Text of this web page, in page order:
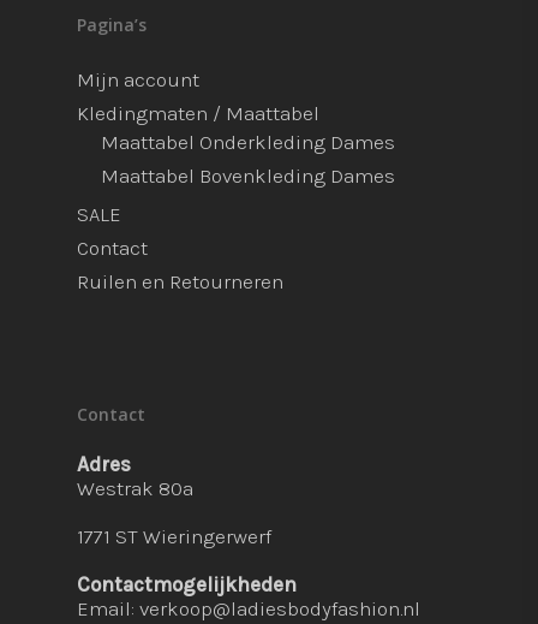
Pagina’s
Mijn account
Kledingmaten / Maattabel
Maattabel Onderkleding Dames
Maattabel Bovenkleding Dames
SALE
Contact
Ruilen en Retourneren
Contact
Adres
Westrak 80a
1771 ST Wieringerwerf
Contactmogelijkheden
Email: verkoop@ladiesbodyfashion.nl